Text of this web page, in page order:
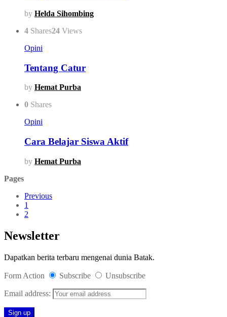
by Helda Sihombing
4 Shares24 Views
Opini
Tentang Catur
by Hemat Purba
0 Shares
Opini
Cara Belajar Siswa Aktif
by Hemat Purba
Pages
Previous
1
2
Newsletter
Dapatkan berita terbaru mengenai dunia Batak.
Form Action Subscribe Unsubscribe
Email address: